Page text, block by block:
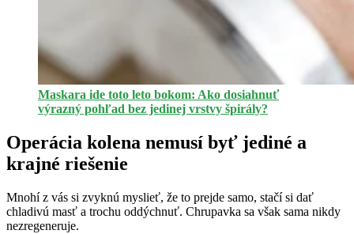
Maskara ide toto leto bokom: Ako dosiahnuť
výrazný pohľad bez jedinej vrstvy špirály?
Operácia kolena nemusí byť jediné a
krajné riešenie
Mnohí z vás si zvyknú myslieť, že to prejde samo, stačí si dať
chladivú masť a trochu oddýchnuť. Chrupavka sa však sama nikdy
nezregeneruje.